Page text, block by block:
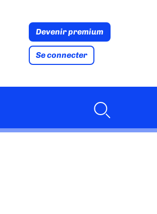
Devenir premium
Se connecter